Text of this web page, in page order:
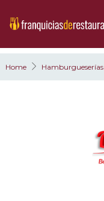
Home Hamburgueserías